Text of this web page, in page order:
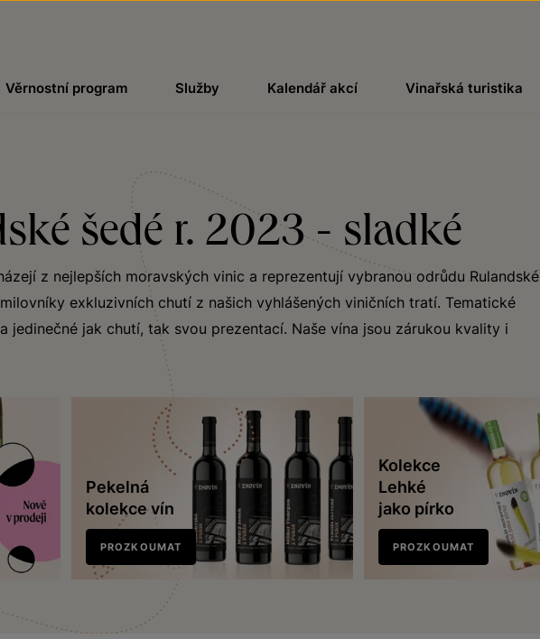
Věrnostní program Služby Kalendář akcí Vinařská turistika
šedé r. 2023 - sladké
z nejlepších moravských vinic a reprezentují vybranou odrůdu Rulandské
exkluzivních chutí z našich vyhlášených viničních tratí. Tematické
jedinečné jak chutí, tak svou prezentací. Naše vína jsou zárukou kvality i
Pekelná
kolekce vín
PROZKOUMAT
Kolekce
Lehké
jako pírko
PROZKOUMAT